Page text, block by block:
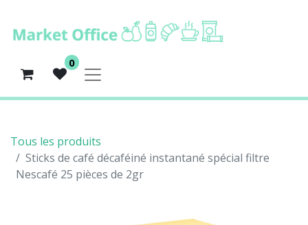
0
Tous les produits
Sticks de café décaféiné instantané spécial filtre
Nescafé 25 pièces de 2gr